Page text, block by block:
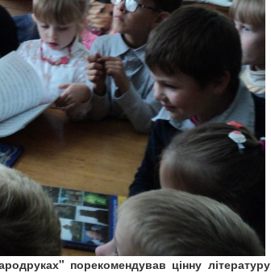
порекомендував цінну літературу